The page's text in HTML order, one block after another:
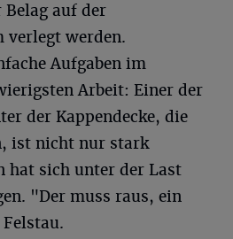
auf der
werden.
Aufgaben im
Arbeit: Einer der
der Kappendecke, die
ist nicht nur stark
hat sich unter der Last
"Der muss raus, ein